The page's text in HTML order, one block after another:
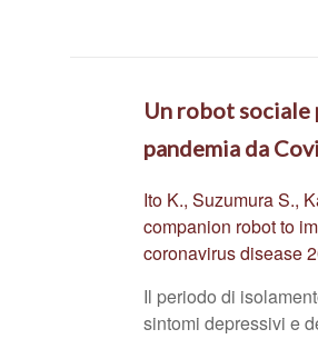
Un robot
pandemia da
Ito K., Suzumura S.,
companion robot to
coronavirus disease
Il periodo di
sintomi depressivi e